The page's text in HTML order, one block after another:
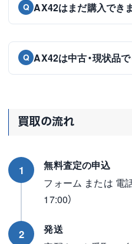
Q AX42はまだ購入でき
Q AX42は中古・現状品
買取の流れ
1
無料査定の申込
フォーム または 電
17:00）
2
発送